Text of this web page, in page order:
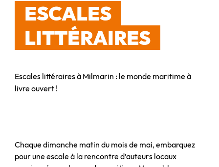
ESCALES
LITTÉRAIRES
Escales littéraires à Milmarin : le monde maritime à
livre ouvert !
Chaque dimanche matin du mois de mai, embarquez
pour une escale à la rencontre d’auteurs locaux